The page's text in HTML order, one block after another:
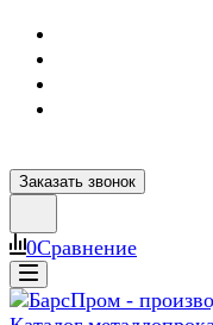
Заказать звонок
0Сравнение